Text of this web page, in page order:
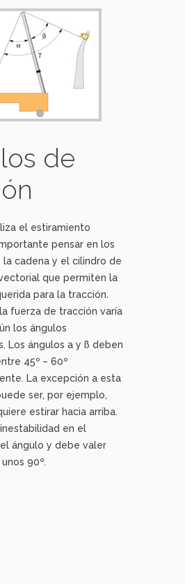
de
el estiramiento
pensar en los
cadena y el cilindro de
que permiten la
para la tracción.
fuerza de tracción varía
los ángulos
Los ángulos a y ß deben
45º – 60º
La excepción a esta
ser, por ejemplo,
estirar hacia arriba.
en el
ángulo y debe valer
90º.